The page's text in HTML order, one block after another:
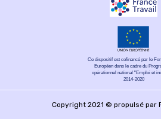
Ce dispositif est cofinancé par le
Européen dans le cadre du
opérationnel national "Emploi et
2014-2020
Copyright 2021 © propulsé par